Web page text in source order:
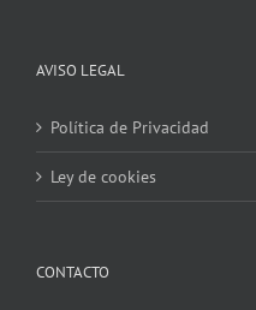
AVISO LEGAL
Política de Privacidad
Ley de cookies
CONTACTO